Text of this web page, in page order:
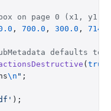
on page 0 (x1,
, 700.0 , 300.0 , 714.0
defaults to
( true
\n " ;
);